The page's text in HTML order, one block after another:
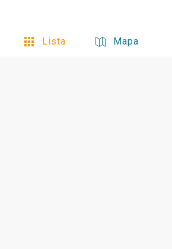
Lista Mapa